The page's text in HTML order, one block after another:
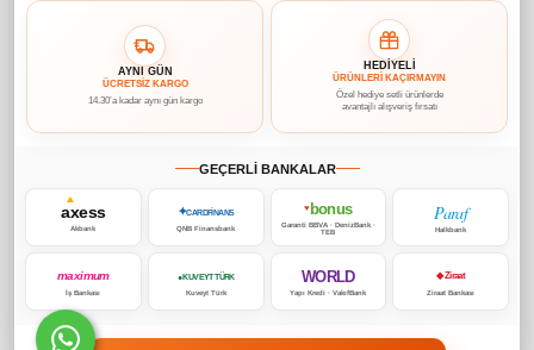
AYNI GÜN
ÜCRETSİZ KARGO
14.30’a kadar aynı gün kargo
HEDİYELİ
ÜRÜNLERİ KAÇIRMAYIN
Özel hediye setli ürünlerde
avantajlı alışveriş fırsatı
GEÇERLİ BANKALAR
axess
Akbank
✦CARDFİNANS
QNB Finansbank
♥bonus
Garanti BBVA · DenizBank ·
TEB
Paraf
Halkbank
maximum
İş Bankası
● KUVEYT TÜRK
Kuveyt Türk
WORLD
Yapı Kredi · VakıfBank
◆ Ziraat
Ziraat Bankası